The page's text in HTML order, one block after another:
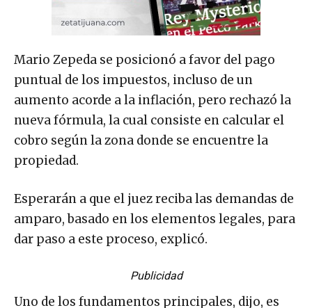
Mario Zepeda se posicionó a favor del pago
puntual de los impuestos, incluso de un
aumento acorde a la inflación, pero rechazó la
nueva fórmula, la cual consiste en calcular el
cobro según la zona donde se encuentre la
propiedad.
Esperarán a que el juez reciba las demandas de
amparo, basado en los elementos legales, para
dar paso a este proceso, explicó.
Publicidad
Uno de los fundamentos principales, dijo, es